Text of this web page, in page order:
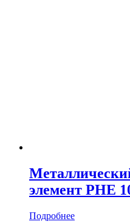
элемент PHE
Подробнее